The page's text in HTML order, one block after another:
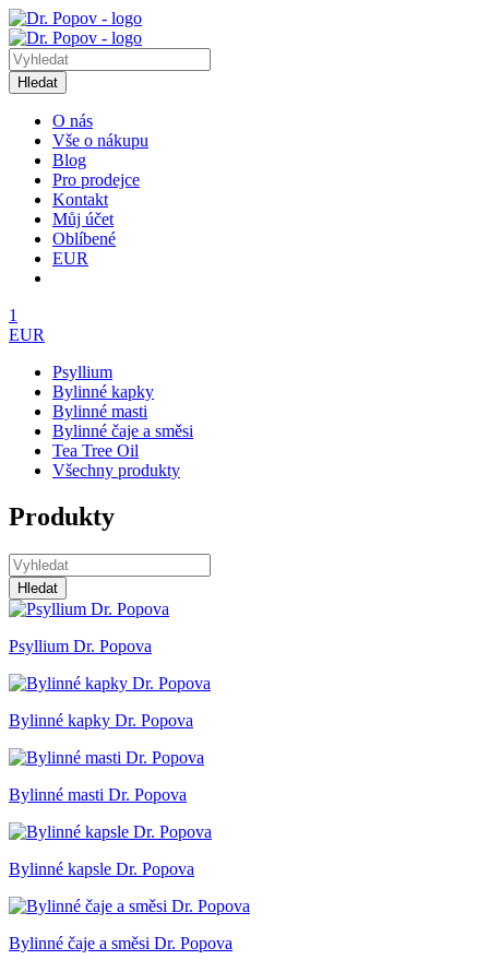
Hledat
O nás
Vše o nákupu
Blog
Pro prodejce
Kontakt
Můj účet
Oblíbené
EUR
1
EUR
Psyllium
Bylinné kapky
Bylinné masti
Bylinné čaje a směsi
Tea Tree Oil
Všechny produkty
Produkty
Hledat
Psyllium Dr. Popova
Bylinné kapky Dr. Popova
Bylinné masti Dr. Popova
Bylinné kapsle Dr. Popova
Bylinné čaje a směsi Dr. Popova